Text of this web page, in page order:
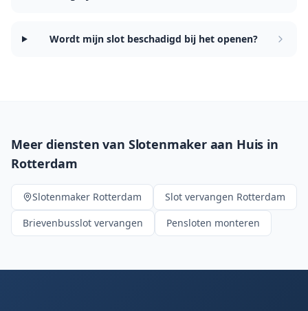
Wordt mijn slot beschadigd bij het openen?
Meer diensten van Slotenmaker aan Huis in
Rotterdam
Slotenmaker Rotterdam Slot vervangen Rotterdam
Brievenbusslot vervangen
Pensloten monteren